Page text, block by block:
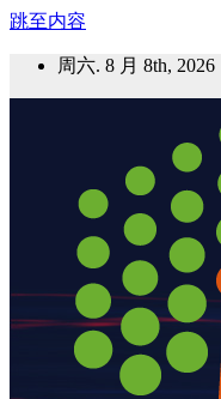
跳至内容
周六. 8 月 8th, 2026